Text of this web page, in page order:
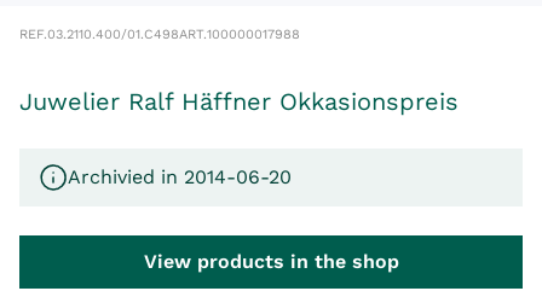
REF.03.2110.400/01.C498ART.100000017988
Juwelier Ralf Häffner Okkasionspreis
Archivied in 2014-06-20
View products in the shop